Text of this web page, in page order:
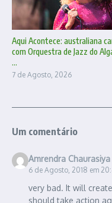
Aqui Acontece: australiana
com Orquestra de Jazz do
...
7 de Agosto, 2026
Um comentário
Amrendra Chaurasiya
6 de Agosto, 2018 em
very bad. It will
should take action